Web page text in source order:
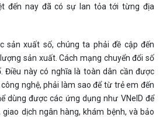
đến nay đã có sự lan tỏa tới từng địa
sản xuất số, chúng ta phải đề cập đến
sản xuất. Cách mạng chuyển đổi số
Điều này có nghĩa là toàn dân cần được
nghệ, phải làm sao để từ trẻ em đến
dùng được các ứng dụng như VNeID để
dịch ngân hàng, khám bệnh, và bảo